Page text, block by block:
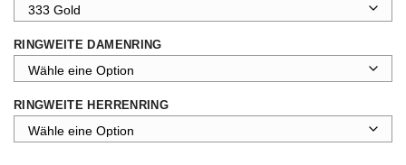
RINGWEITE DAMENRING
RINGWEITE HERRENRING